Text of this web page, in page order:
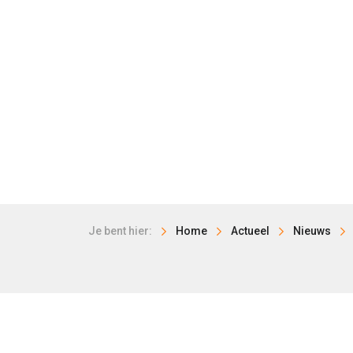
Je bent hier: Home Actueel Nieuws